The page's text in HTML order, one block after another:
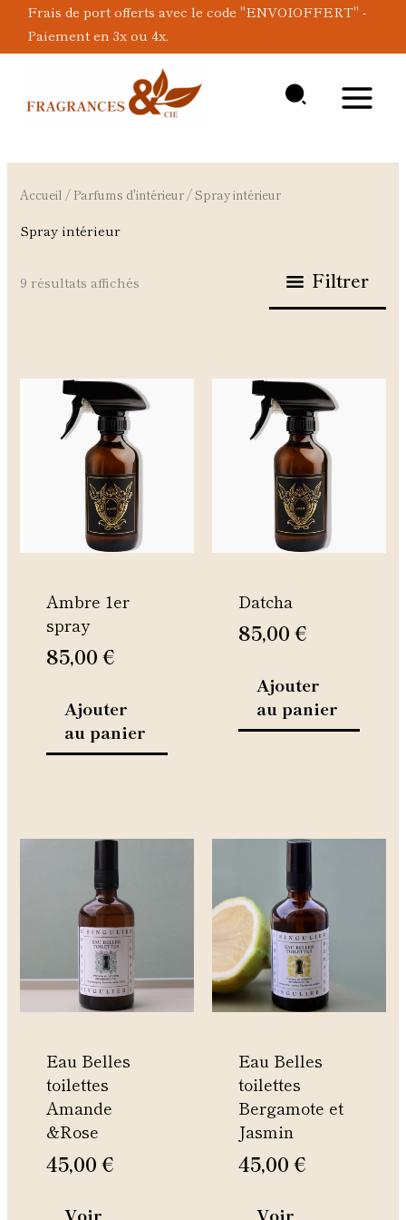
Aller
contenu
Frais de port offerts avec le code "ENVOIOFFERT" -
Paiement en 3x ou 4x.
Accueil /Parfums d'intérieur/ Spray intérieur
Spray intérieur
9 résultats affichés Filtrer
Ambre 1er
spray
85,00€
Ajouter
au panier
Datcha
85,00 €
Ajouter
au panier
Eau Belles
toilettes
Amande
&Rose
45,00€
Voir
a
plusieurs
variations.
Les
options
peuvent
choisies
Eau Belles
toilettes
Bergamote et
Jasmin
45,00 €
Voir
Ce
produit
a
plusieurs
variations.
Les
options
peuvent
choisies
la